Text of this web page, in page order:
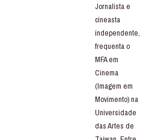
Jornalista e
cineasta
independente,
frequenta o
MFA em
Cinema
(Imagem em
Movimento) na
Universidade
das Artes de